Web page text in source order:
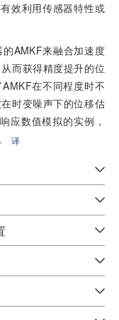
效利用传感器特性或
AMKF来融合加速度
而获得精度提升的位
在不同程度时不
时变噪声下的位移估
应数值模拟的实例，
译